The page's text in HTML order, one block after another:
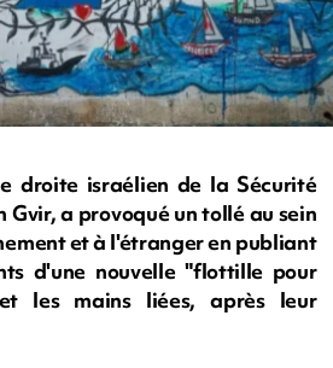
droite israélien de la Sécurité
a provoqué un tollé au sein
et à l'étranger en publiant
d'une nouvelle "flottille pour
les mains liées, après leur